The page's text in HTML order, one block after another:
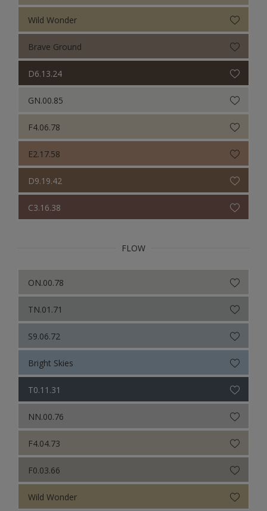
Wild Wonder
Brave Ground
D6.13.24
GN.00.85
F4.06.78
E2.17.58
D9.19.42
C3.16.38
FLOW
ON.00.78
TN.01.71
S9.06.72
Bright Skies
T0.11.31
NN.00.76
F4.04.73
F0.03.66
Wild Wonder